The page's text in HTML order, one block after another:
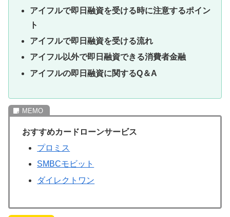
アイフルで即日融資を受ける時に注意するポイン
ト
アイフルで即日融資を受ける流れ
アイフル以外で即日融資できる消費者金融
アイフルの即日融資に関するQ＆A
おすすめカードローンサービス
プロミス
SMBCモビット
ダイレクトワン